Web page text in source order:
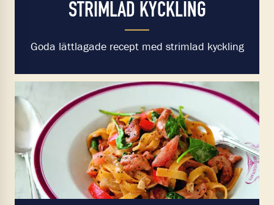
STRIMLAD KYCKLING
Goda lättlagade recept med strimlad kyckling